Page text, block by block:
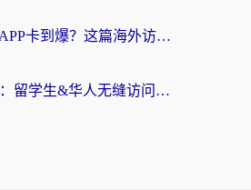
海外想刷国内APP卡到爆？这篇海外访问国内服务器加速指南帮你解决所有问题
海外VPN推荐：留学生&华人无缝访问国内资源的避坑指南